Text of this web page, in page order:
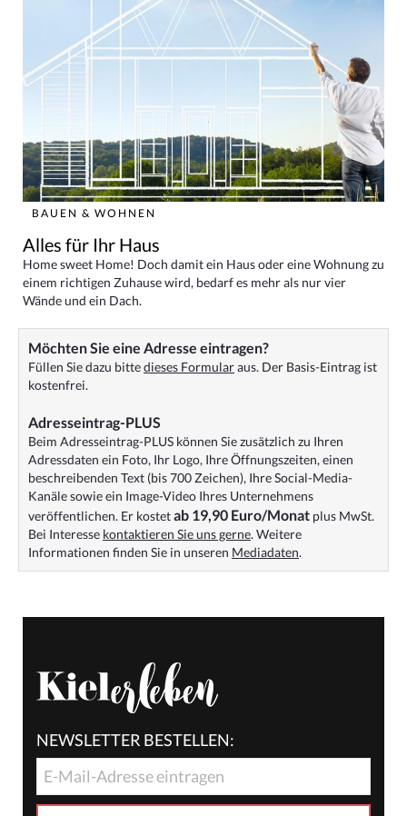
BAUEN & WOHNEN
Alles für Ihr Haus
Home sweet Home! Doch damit ein Haus oder eine Wohnung zu
einem richtigen Zuhause wird, bedarf es mehr als nur vier
Wände und ein Dach.
Möchten Sie eine Adresse eintragen?
Füllen Sie dazu bittedieses Formularaus. Der Basis-Eintrag ist
kostenfrei.
Adresseintrag-PLUS
Beim Adresseintrag-PLUS können Sie zusätzlich zu Ihren
Adressdaten ein Foto, Ihr Logo, Ihre Öffnungszeiten, einen
beschreibenden Text (bis 700 Zeichen), Ihre Social-Media-
Kanäle sowie ein Image-Video Ihres Unternehmens
veröffentlichen. Er kostetab 19,90 Euro/Monat plus MwSt.
Bei Interesse kontaktieren Sie uns gerne. Weitere
Informationen finden Sie in unseren Mediadaten.
NEWSLETTER BESTELLEN: